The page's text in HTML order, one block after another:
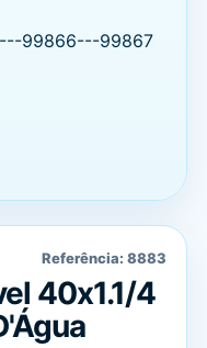
Referência: 8883
40x1.1/4